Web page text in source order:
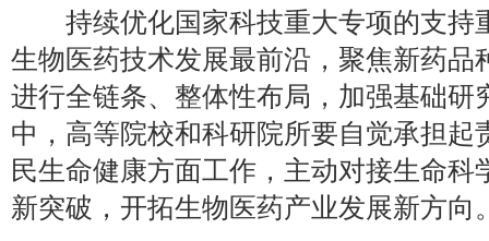
持续优化国家科技重大专项的支持
生物医药技术发展最前沿，聚焦新药品
进行全链条、整体性布局，加强基础研
中，高等院校和科研院所要自觉承担起
民生命健康方面工作，主动对接生命科
新突破，开拓生物医药产业发展新方向